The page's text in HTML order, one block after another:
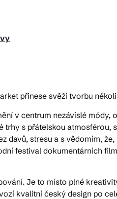
přinese svěží tvorbu
v centrum nezávislé
trhy s přátelskou
davů, stresu a s vědomím,
festival dokumentárních
Je to místo plné
kvalitní český design po